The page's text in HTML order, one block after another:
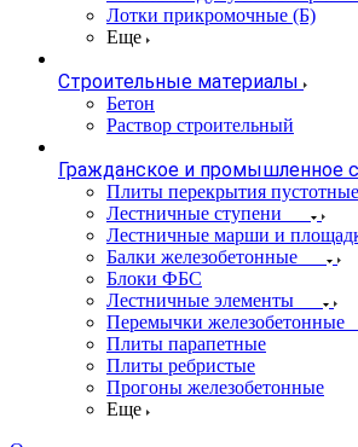
Лотки прикромочные (Б)
Еще
Строительные материалы
Бетон
Раствор строительный
Гражданское и промышленное
Плиты перекрытия пустотные
Лестничные ступени
Лестничные марши и
Балки железобетонные
Блоки ФБС
Лестничные элементы
Перемычки железобетонные
Плиты парапетные
Плиты ребристые
Прогоны железобетонные
Еще